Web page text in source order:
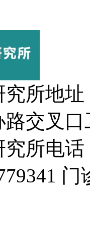
所地
路交叉
所电话